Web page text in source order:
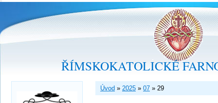
ŘÍMSKOKATOLICKÉ
Úvod » 2025 » 07 » 29